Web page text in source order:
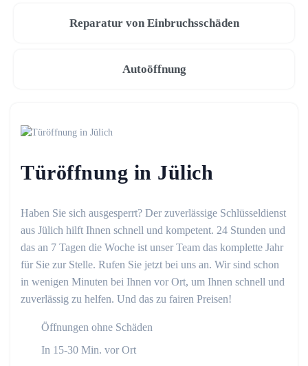
Reparatur von Einbruchsschäden
Autoöffnung
Türöffnung in Jülich
Haben Sie sich ausgesperrt? Der zuverlässige Schlüsseldienst
aus Jülich hilft Ihnen schnell und kompetent. 24 Stunden und
das an 7 Tagen die Woche ist unser Team das komplette Jahr
für Sie zur Stelle. Rufen Sie jetzt bei uns an. Wir sind schon
in wenigen Minuten bei Ihnen vor Ort, um Ihnen schnell und
zuverlässig zu helfen. Und das zu fairen Preisen!
Öffnungen ohne Schäden
In 15-30 Min. vor Ort